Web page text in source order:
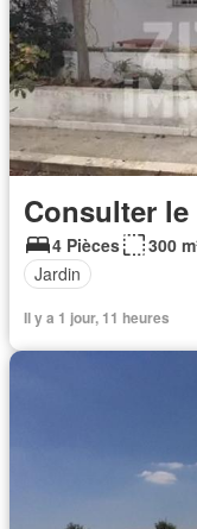
Consulter
4 Pièces
300
Jardin
Il y a 1 jour, 11 heures